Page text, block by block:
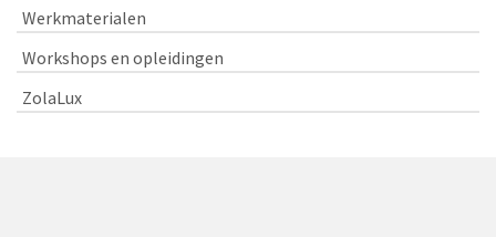
Werkmaterialen
Workshops en opleidingen
ZolaLux